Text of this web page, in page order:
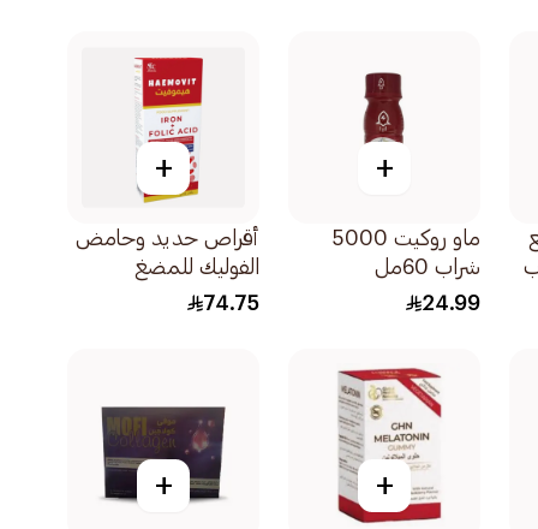
مع
+
ماو روكيت 5000
شراب 60مل
24.99
+
أقراص حديد وحامض
الفوليك للمضغ
30قرص
74.75
+
+